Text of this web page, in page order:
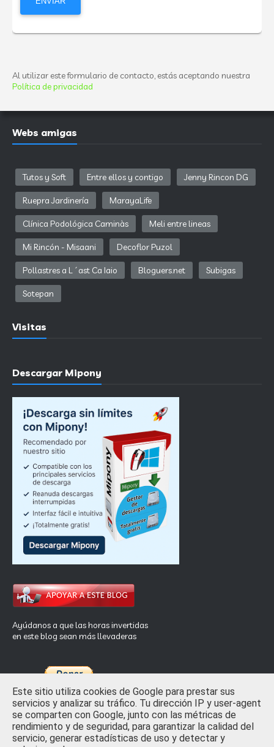
Al utilizar este formulario de contacto, estás aceptando nuestra
Política de privacidad
Webs amigas
Tutos y Soft Entre ellos y contigo Jenny Rincon DG
Ruepra Jardinería MarayaLife
Clínica Podológica Caminàs Meli entre lineas
Mi Rincón - Misaani Decoflor Puzol
Pollastres a L´ast Ca Iaio Bloguers.net Subigas
Sotepan
Visitas
Descargar Mipony
Ayúdanos a que las horas invertidas
en este blog sean más llevaderas
Inicio Privacidad y Ley de Cookies Contactar
Este sitio utiliza cookies de Google para prestar sus
servicios y analizar su tráfico. Tu dirección IP y user-agent
se comparten con Google, junto con las métricas de
rendimiento y de seguridad, para garantizar la calidad del
servicio, generar estadísticas de uso y detectar y